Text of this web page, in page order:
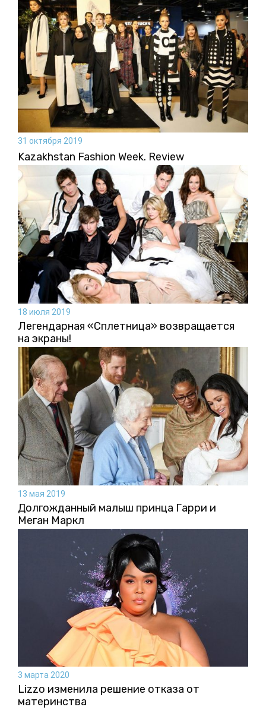
31 октября 2019
Kazakhstan Fashion Week. Review
18 июля 2019
Легендарная «Сплетница» возвращается
на экраны!
13 мая 2019
Долгожданный малыш принца Гарри и
Меган Маркл
3 марта 2020
Lizzo изменила решение отказа от
материнства